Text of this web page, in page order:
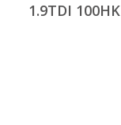
1.9TDI 100HK